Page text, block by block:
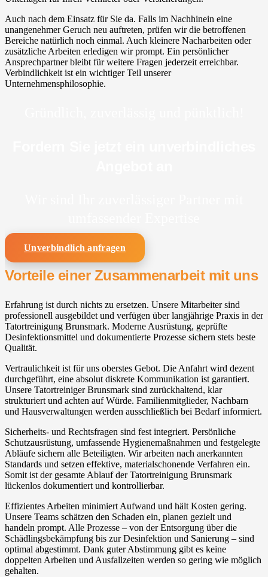
Auch nach dem Einsatz für Sie da. Falls im Nachhinein eine
unangenehmer Geruch neu auftreten, prüfen wir die betroffenen
Bereiche natürlich noch einmal. Auch kleinere Nacharbeiten oder
zusätzliche Arbeiten erledigen wir prompt. Ein persönlicher
Ansprechpartner bleibt für weitere Fragen jederzeit erreichbar.
Verbindlichkeit ist ein wichtiger Teil unserer
Unternehmensphilosophie.
Unverbindlich anfragen
Vorteile einer Zusammenarbeit mit uns
Erfahrung ist durch nichts zu ersetzen. Unsere Mitarbeiter sind
professionell ausgebildet und verfügen über langjährige Praxis in der
Tatortreinigung Brunsmark. Moderne Ausrüstung, geprüfte
Desinfektionsmittel und dokumentierte Prozesse sichern stets beste
Qualität.
Vertraulichkeit ist für uns oberstes Gebot. Die Anfahrt wird dezent
durchgeführt, eine absolut diskrete Kommunikation ist garantiert.
Unsere Tatortreiniger Brunsmark sind zurückhaltend, klar
strukturiert und achten auf Würde. Familienmitglieder, Nachbarn
und Hausverwaltungen werden ausschließlich bei Bedarf informiert.
Sicherheits- und Rechtsfragen sind fest integriert. Persönliche
Schutzausrüstung, umfassende Hygienemaßnahmen und festgelegte
Abläufe sichern alle Beteiligten. Wir arbeiten nach anerkannten
Standards und setzen effektive, materialschonende Verfahren ein.
Somit ist der gesamte Ablauf der Tatortreinigung Brunsmark
lückenlos dokumentiert und kontrollierbar.
Effizientes Arbeiten minimiert Aufwand und hält Kosten gering.
Unsere Teams schätzen den Schaden ein, planen gezielt und
handeln prompt. Alle Prozesse – von der Entsorgung über die
Schädlingsbekämpfung bis zur Desinfektion und Sanierung – sind
optimal abgestimmt. Dank guter Abstimmung gibt es keine
doppelten Arbeiten und Ausfallzeiten werden so gering wie möglich
gehalten.